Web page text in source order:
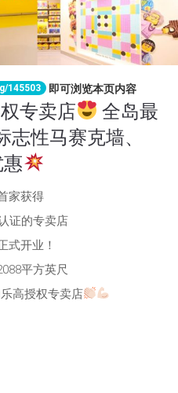
145503 即可浏览本页内容
专卖店
全岛最
性马赛克墙、
家获得
证的专卖店
式开业！
平方英尺
高授权专卖店